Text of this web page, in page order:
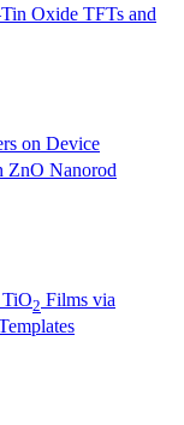
Oxide TFTs and
on Device
ZnO Nanorod
2 Films via